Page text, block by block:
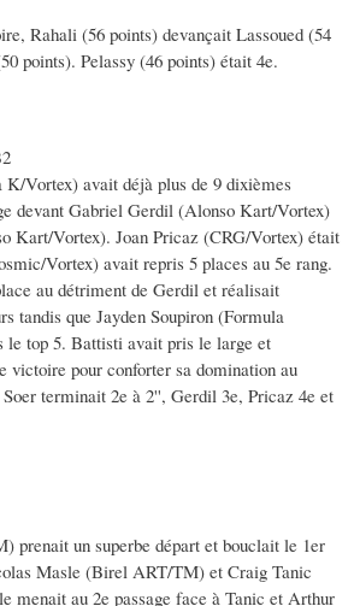
Rahali (56 points) devançait Lassoued (54
points). Pelassy (46 points) était 4e.
Vortex) avait déjà plus de 9 dixièmes
devant Gabriel Gerdil (Alonso Kart/Vortex)
Kart/Vortex). Joan Pricaz (CRG/Vortex) était
Vortex) avait repris 5 places au 5e rang.
au détriment de Gerdil et réalisait
tandis que Jayden Soupiron (Formula
le top 5. Battisti avait pris le large et
victoire pour conforter sa domination au
terminait 2e à 2'', Gerdil 3e, Pricaz 4e et
prenait un superbe départ et bouclait le 1er
Masle (Birel ART/TM) et Craig Tanic
au 2e passage face à Tanic et Arthur